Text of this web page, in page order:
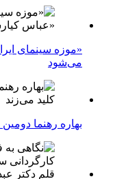
«موزه سینمای
می‌شود
بهاره رهنما